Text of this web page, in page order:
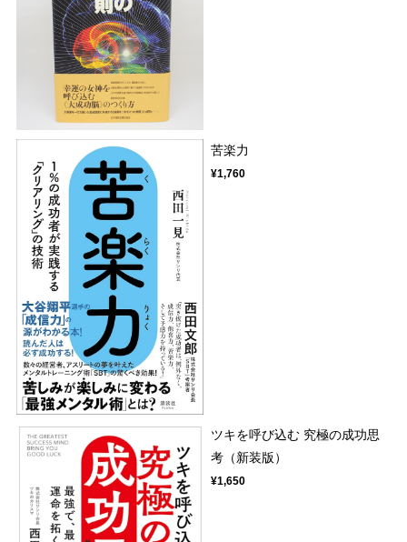
苦楽力
¥1,760
ツキを呼び込む 究極の成功思
考（新装版）
¥1,650